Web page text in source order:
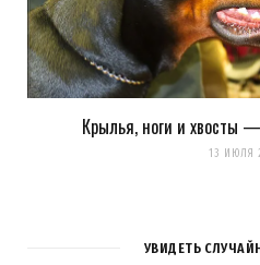
Крылья, ноги и хвосты
13 ИЮЛЯ
УВИДЕТЬ